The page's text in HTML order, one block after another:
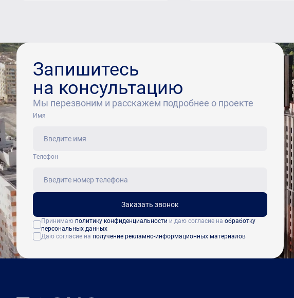
Запишитесь
на консультацию
Мы перезвоним и расскажем подробнее о проекте
Имя
Tелефон
Заказать звонок
Принимаю политику конфиденциальности и даю согласие на обработку
персональных данных
Даю согласие на получение рекламно-информационных материалов